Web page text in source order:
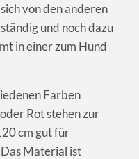
von den anderen
und noch dazu
in einer zum Hund
Farben
Rot stehen zur
cm gut für
Material ist